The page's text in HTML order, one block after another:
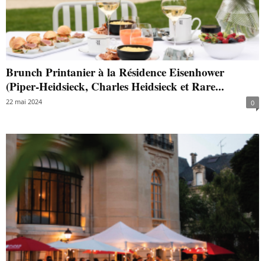
Brunch Printanier à la Résidence Eisenhower
(Piper-Heidsieck, Charles Heidsieck et Rare...
22 mai 2024 0